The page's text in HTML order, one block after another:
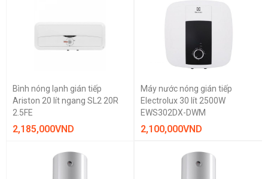
Bình nóng lạnh gián tiếp
Ariston 20 lít ngang SL2 20R
2.5FE
2,185,000VND
Máy nước nóng gián tiếp
Electrolux 30 lít 2500W
EWS302DX-DWM
2,100,000VND